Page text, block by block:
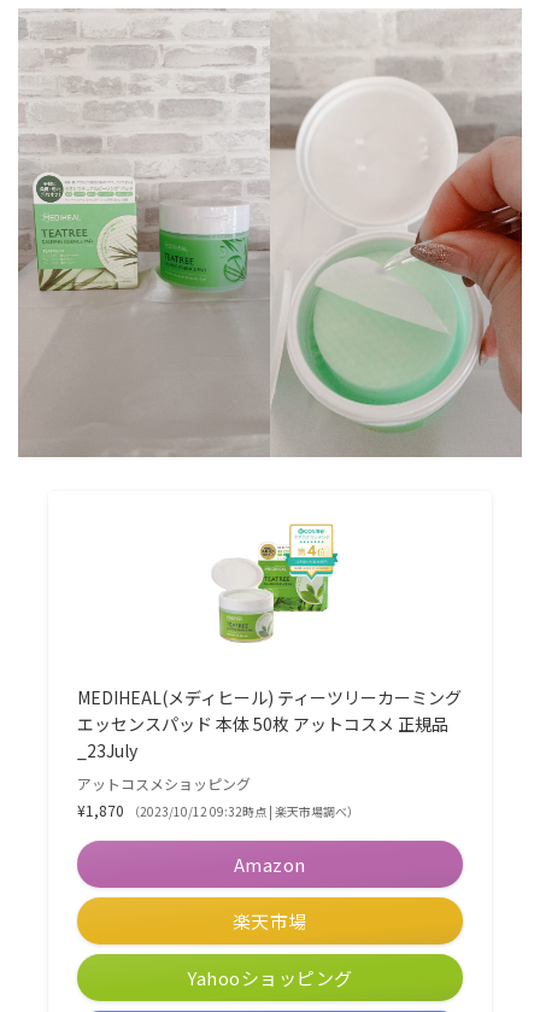
MEDIHEAL(メディヒール) ティーツリーカーミング
エッセンスパッド 本体 50枚 アットコスメ 正規品
_23July
アットコスメショッピング
¥1,870
（2023/10/12 09:32時点 | 楽天市場調べ）
Amazon
楽天市場
Yahooショッピング